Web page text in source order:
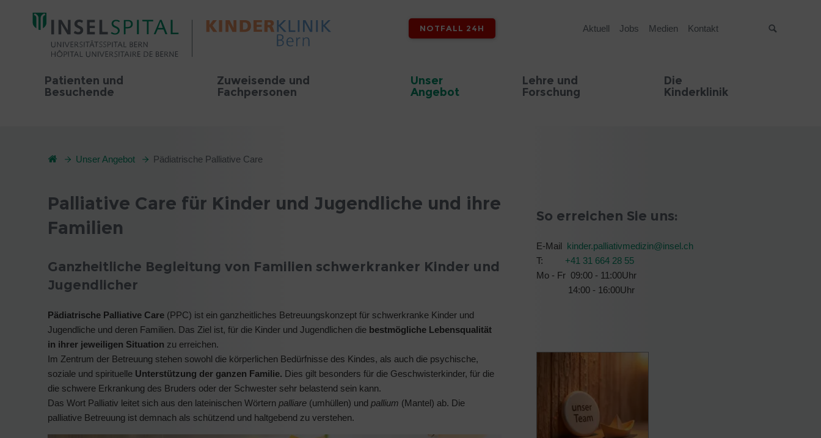
NOTFALL 24H Aktuell Jobs Medien Kontakt
Patienten und
Besuchende
Zuweisende und
Fachpersonen
Unser
Angebot
Lehre und
Forschung
Die
Kinderklinik
Unser Angebot Pädiatrische Palliative Care
Palliative Care für Kinder und Jugendliche und ihre
Familien
Ganzheitliche Begleitung von Familien schwerkranker Kinder und
Jugendlicher
Pädiatrische Palliative Care (PPC) ist ein ganzheitliches Betreuungskonzept für schwerkranke Kinder und
Jugendliche und deren Familien. Das Ziel ist, für die Kinder und Jugendlichen die bestmögliche Lebensqualität
in ihrer jeweiligen Situation zu erreichen.
Im Zentrum der Betreuung stehen sowohl die körperlichen Bedürfnisse des Kindes, als auch die psychische,
soziale und spirituelle Unterstützung der ganzen Familie. Dies gilt besonders für die Geschwisterkinder, für die
die schwere Erkrankung des Bruders oder der Schwester sehr belastend sein kann.
Das Wort Palliativ leitet sich aus den lateinischen Wörtern palliare (umhüllen) und pallium (Mantel) ab. Die
palliative Betreuung ist demnach als schützend und haltgebend zu verstehen.
So erreichen Sie uns:
E-Mail kinder.palliativmedizin@insel.ch
T: +41 31 664 28 55
Mo - Fr 09:00 - 11:00Uhr
14:00 - 16:00Uhr